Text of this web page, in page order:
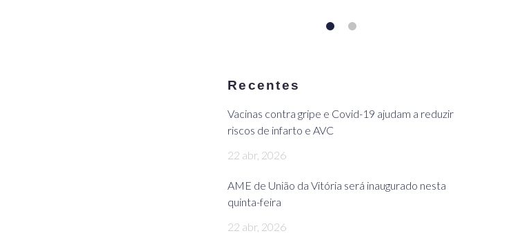
Recentes
Vacinas contra gripe e Covid-19 ajudam a reduzir
riscos de infarto e AVC
22 abr, 2026
AME de União da Vitória será inaugurado nesta
quinta-feira
22 abr, 2026